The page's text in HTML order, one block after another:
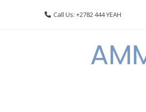
Call Us: +2782 444 YEAH